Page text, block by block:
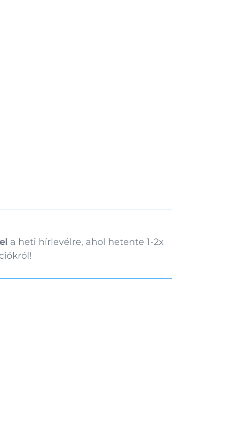
a heti hírlevélre, ahol hetente 1-2x